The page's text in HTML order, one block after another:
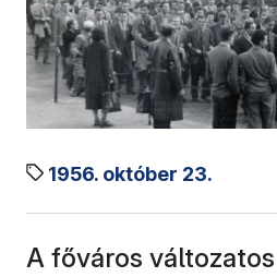
1956. október 23.
A főváros